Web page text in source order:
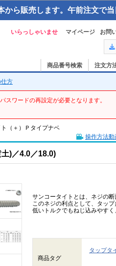
から販売します。午前注文で
いらっしゃいませ マイページ お問
商品番号検索 注文方
方
ワードの再設定が必要となります。
（＋）Ｐタイプナベ
操作方法動
)／4.0／18.0)
サンコータイトとは、ネジの
このネジの利点として、タッ
低いトルクでもねじ込みやす
商品タグ
タップタ